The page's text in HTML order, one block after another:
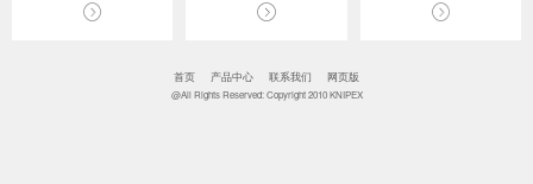
首页 产品中心 联系我们 网页版
@All Rights Reserved: Copyright 2010 KNIPEX